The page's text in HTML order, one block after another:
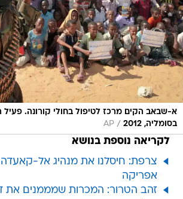
א-שבאב הקים מרכז לטיפול בחולי קורונה. פעיל
בסומליה, 2012
/
AP
לקריאה נוספת בנושא
צרפת: חיסלנו את מנהיג אל-
אפריקה
זהב הטרור: המכרות שמממנים את